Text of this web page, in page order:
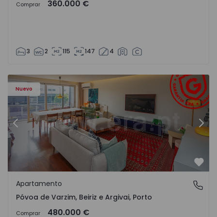
Comprar 360.000 €
3 2 115 147 4
Nuevo
e Argivai - 1574602 - 20
Apartamento T3 Póvoa de Varzim, Póvoa de Varzim,
Anterior
Póvoa de Varzim, Beiriz e Argivai, Porto
Apartamento
Póvoa de Varzim, Beiriz e Argivai, Porto
Comprar 480.000 €